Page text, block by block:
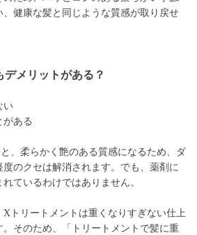
、健康な髪と同じような質感が取り戻せ
メリットがある？
い
がある
、柔らかく艶のある質感になるため、ダ
度のクセは解消されます。でも、薬剤に
ているわけではありません。
トリートメントは重くなりすぎない仕上
そのため、「トリートメントで髪に重